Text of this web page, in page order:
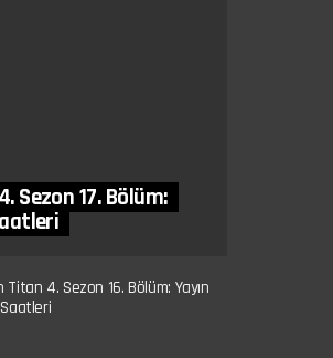
Sezon 17. Bölüm:
4. Sezon 16. Bölüm: Yayın